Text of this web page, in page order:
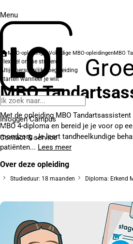
Menu
Inloggen Campus
Contact& service
MBO-opleidingenVolledige MBO-opleidingenMBO
Flexibel online studeren
Altijd persoonlijke begeleiding
Starten wanneer je wilt
MBO
Met de opleiding MBO
MBO 4-diploma en bereid je je voor op
mondzorg. Je leert tandheelkundige
patiënten... Lees meer
Over deze opleiding
Studieduur: 18 maanden Diploma: Erkend